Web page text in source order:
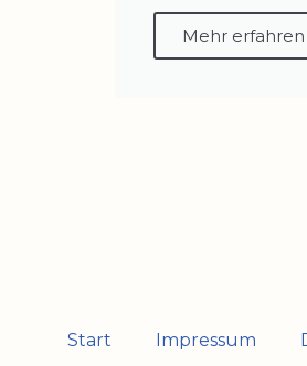
Mehr erfahren
Start Impressum